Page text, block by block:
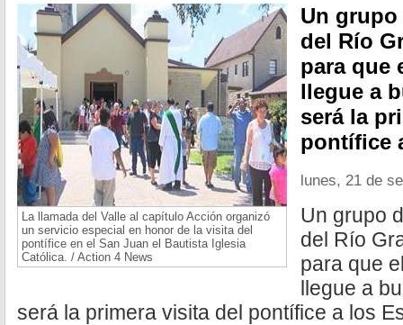
La llamada del Valle al capítulo Acción organizó
un servicio especial en honor de la visita del
pontífice en el San Juan el Bautista Iglesia
Católica. / Action 4 News
Un
del Río
para que
llegue a
será la
pontífice
lunes, 21 de
Un grupo
del Río
para que
llegue a
será la primera visita del pontífice a los